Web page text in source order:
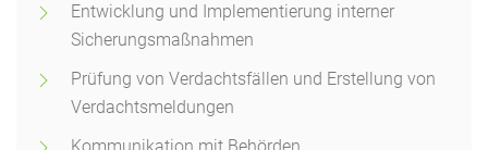
Entwicklung und Implementierung interner
Sicherungsmaßnahmen
Prüfung von Verdachtsfällen und Erstellung von
Verdachtsmeldungen